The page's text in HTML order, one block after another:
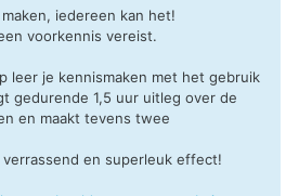
iedereen kan het!
voorkennis vereist.
leer je kennismaken met het gebruik
gedurende 1,5 uur uitleg over de
en maakt tevens twee
en superleuk effect!